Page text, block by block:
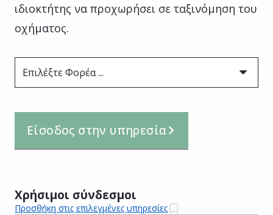
ιδιοκτήτης να προχωρήσει σε ταξινόμηση του
οχήματος.
Επιλέξτε Φορέα ...
Είσοδος στην υπηρεσία
Χρήσιμοι σύνδεσμοι
Προσθήκη στις επιλεγμένες υπηρεσίες